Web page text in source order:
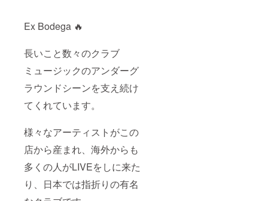
Ex Bodega 🔥
長いこと数々のクラブ
ミュージックのアンダーグ
ラウンドシーンを支え続け
てくれています。
様々なアーティストがこの
店から産まれ、海外からも
多くの人がLIVEをしに来た
り、日本では指折りの有名